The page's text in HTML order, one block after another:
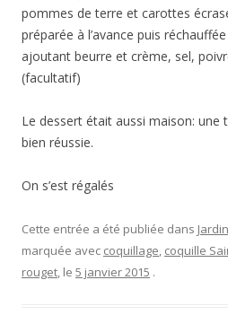
marquée aveccoquillage,coquille
rouget, le 5 janvier 2015.
Un petit poisson, un